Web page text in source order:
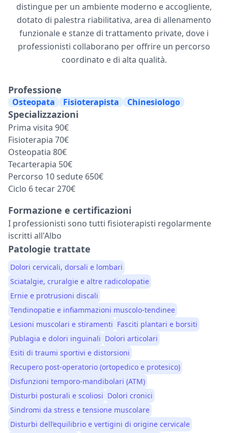
distingue per un ambiente moderno e accogliente,
dotato di palestra riabilitativa, area di allenamento
funzionale e stanze di trattamento private, dove i
professionisti collaborano per offrire un percorso
coordinato e di alta qualità.
Professione
Osteopata Fisioterapista Chinesiologo
Specializzazioni
Prima visita 90€
Fisioterapia 70€
Osteopatia 80€
Tecarterapia 50€
Percorso 10 sedute 650€
Ciclo 6 tecar 270€
Formazione e certificazioni
I professionisti sono tutti fisioterapisti regolarmente
iscritti all'Albo
Patologie trattate
Dolori cervicali, dorsali e lombari
Sciatalgie, cruralgie e altre radicolopatie
Ernie e protrusioni discali
Tendinopatie e infiammazioni muscolo-tendinee
Lesioni muscolari e stiramenti Fasciti plantari e borsiti
Publagia e dolori inguinali Dolori articolari
Esiti di traumi sportivi e distorsioni
Recupero post-operatorio (ortopedico e protesico)
Disfunzioni temporo-mandibolari (ATM)
Disturbi posturali e scoliosi Dolori cronici
Sindromi da stress e tensione muscolare
Disturbi dell’equilibrio e vertigini di origine cervicale